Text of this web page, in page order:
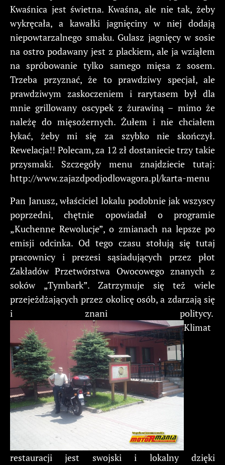
Kwaśnica jest świetna. Kwaśna, ale nie tak, żeby
wykręcała, a kawałki jagnięciny w niej dodają
niepowtarzalnego smaku. Gulasz jagnięcy w sosie
na ostro podawany jest z plackiem, ale ja wziąłem
na spróbowanie tylko samego mięsa z sosem.
Trzeba przyznać, że to prawdziwy specjał, ale
prawdziwym zaskoczeniem i rarytasem był dla
mnie grillowany oscypek z żurawiną – mimo że
należę do mięsożernych. Żułem i nie chciałem
łykać, żeby mi się za szybko nie skończył.
Rewelacja!! Polecam, za 12 zł dostaniecie trzy takie
przysmaki. Szczegóły menu znajdziecie tutaj:
http://www.zajazdpodjodlowagora.pl/karta-menu
Pan Janusz, właściciel lokalu podobnie jak wszyscy
poprzedni, chętnie opowiadał o programie
„Kuchenne Rewolucje”, o zmianach na lepsze po
emisji odcinka. Od tego czasu stołują się tutaj
pracownicy i prezesi sąsiadujących przez płot
Zakładów Przetwórstwa Owocowego znanych z
soków „Tymbark”. Zatrzymuje się też wiele
przejeżdżających przez okolicę osób, a zdarzają się
i znani politycy.
Klimat
restauracji jest swojski i lokalny dzięki